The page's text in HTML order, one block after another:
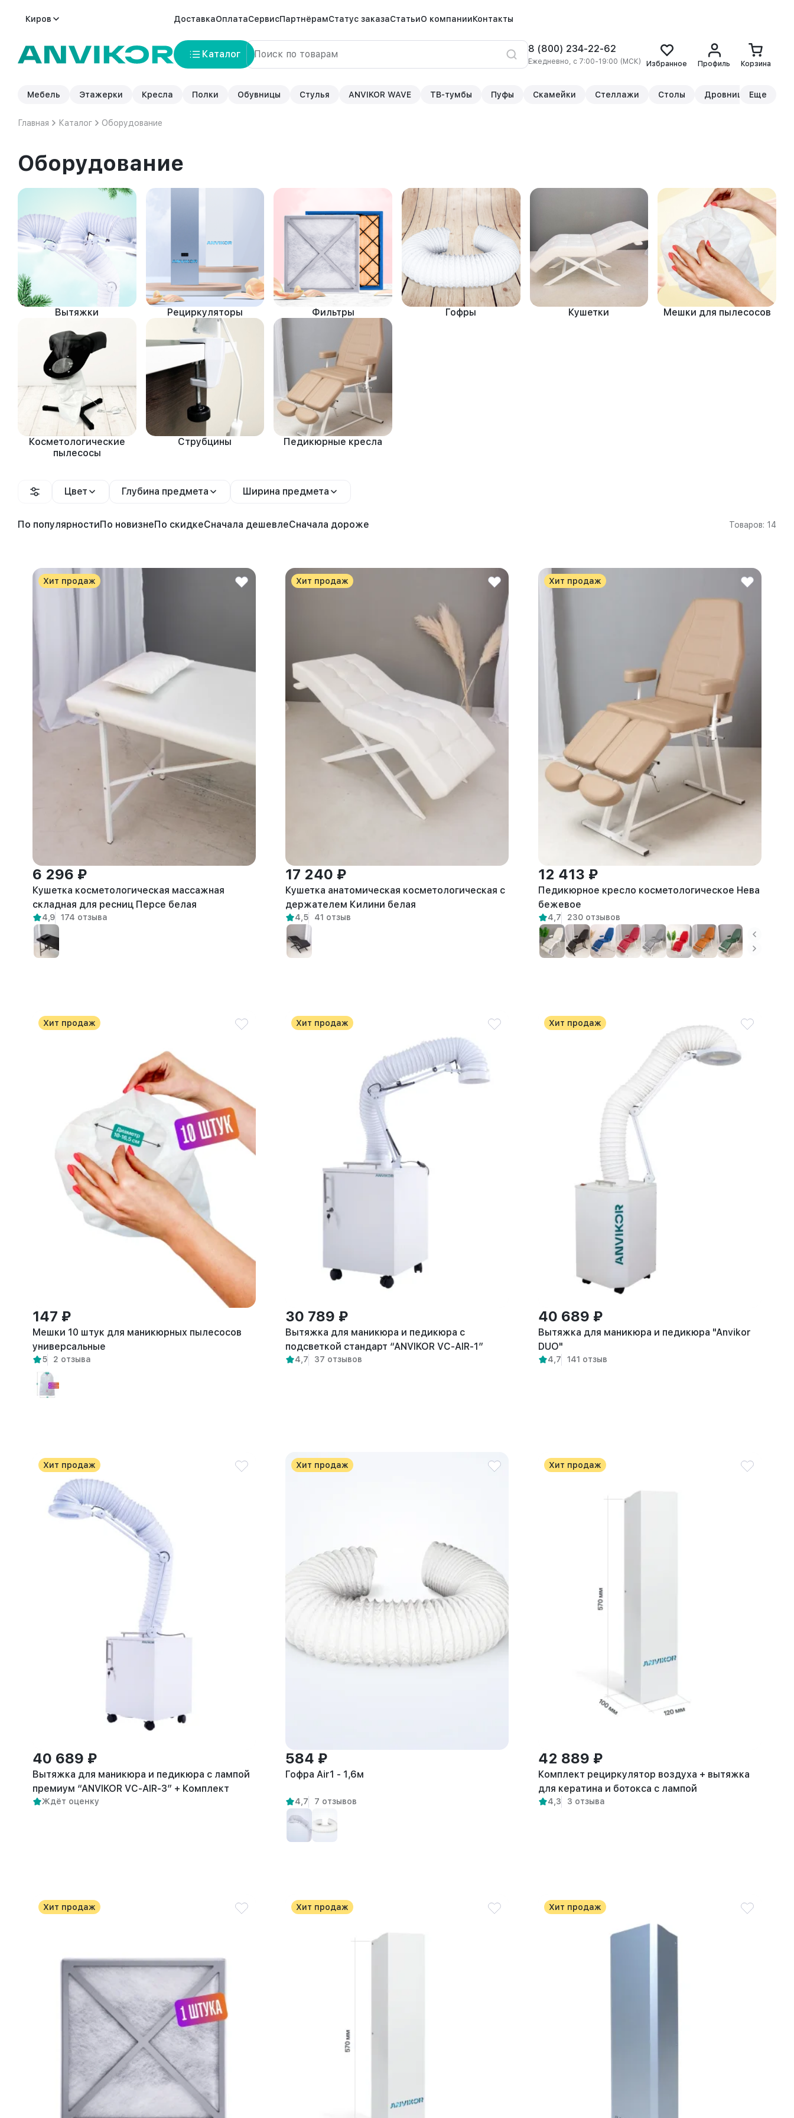
Киров ДоставкаОплатаСервисПартнёрамСтатус заказаСтатьиО компанииКонтакты
Каталог 8 (800) 234-22-62
Ежедневно, с 7:00-19:00 (МСК) Избранное Профиль Корзина
Мебель Этажерки Кресла Полки Обувницы Стулья ANVIKOR WAVE ТВ-тумбы Пуфы Скамейки Стеллажи Столы Дровницы Еще
Главная Каталог Оборудование
Оборудование
Вытяжки Рециркуляторы Фильтры Гофры Кушетки Мешки для пылесосов
Косметологические
пылесосы
Струбцины Педикюрные кресла
Цвет Глубина предмета Ширина предмета
По популярностиПо новизнеПо скидкеСначала дешевлеСначала дороже Товаров: 14
Хит продаж
6 296 ₽
Кушетка косметологическая массажная
складная для ресниц Персе белая
4,9 174 отзыва
Хит продаж
17 240 ₽
Кушетка анатомическая косметологическая с
держателем Килини белая
4,5 41 отзыв
Хит продаж
12 413 ₽
Педикюрное кресло косметологическое Нева
бежевое
4,7 230 отзывов
Хит продаж
147 ₽
Мешки 10 штук для маникюрных пылесосов
универсальные
5 2 отзыва
Хит продаж
30 789 ₽
Вытяжка для маникюра и педикюра с
подсветкой стандарт “ANVIKOR VC-AIR-1”
4,7 37 отзывов
Хит продаж
40 689 ₽
Вытяжка для маникюра и педикюра "Anvikor
DUO"
4,7 141 отзыв
Хит продаж
40 689 ₽
Вытяжка для маникюра и педикюра с лампой
премиум “ANVIKOR VC-AIR-3” + Комплект
пылевых фильтров (5 шт)
Ждёт оценку
Хит продаж
584 ₽
Гофра Air1 - 1,6м
4,7 7 отзывов
Хит продаж
42 889 ₽
Комплект рециркулятор воздуха + вытяжка
для кератина и ботокса с лампой
4,3 3 отзыва
Хит продаж Хит продаж Хит продаж